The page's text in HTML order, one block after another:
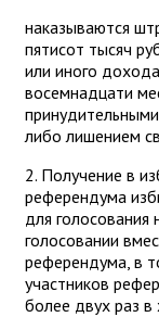
наказываются
пятисот тысяч
или иного
восемнадцати
либо лишением
2. Получение в
референдума
для голосования
голосовании
референдума, в
участников
более двух раз